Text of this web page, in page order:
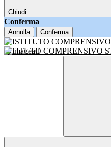
Chiudi
Conferma
Annulla Conferma
ISTITUTO COMPRENSIVO